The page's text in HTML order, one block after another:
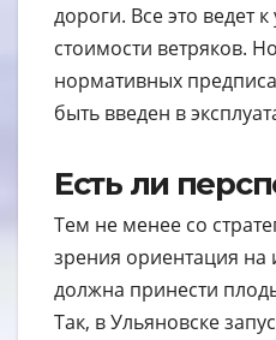
дороги. Все это ведет
стоимости ветряков.
нормативных
быть введен в
Есть ли
Тем не менее со
зрения ориентация
должна принести
Так, в Ульяновске